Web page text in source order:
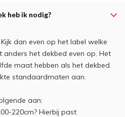
heb ik nodig?
dan even op het label welke
het dekbed even op. Het
maat hebben als het dekbed.
standaardmaten aan.
aan:
220cm? Hierbij past